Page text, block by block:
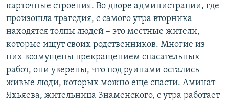
карточные строения. Во дворе администрации, где
произошла трагедия, с самого утра вторника
находятся толпы людей – это местные жители,
которые ищут своих родственников. Многие из
них возмущены прекращением спасательных
работ, они уверены, что под руинами остались
живые люди, которых можно еще спасти. Аминат
Яхьяева, жительница Знаменского, с утра работает